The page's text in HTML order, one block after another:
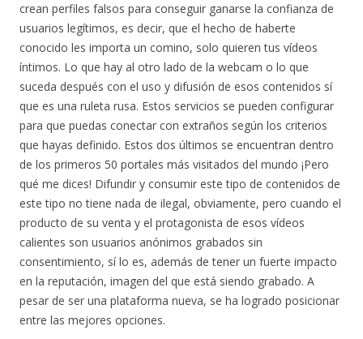
crean perfiles falsos para conseguir ganarse la confianza de
usuarios legítimos, es decir, que el hecho de haberte
conocido les importa un comino, solo quieren tus vídeos
íntimos. Lo que hay al otro lado de la webcam o lo que
suceda después con el uso y difusión de esos contenidos sí
que es una ruleta rusa. Estos servicios se pueden configurar
para que puedas conectar con extraños según los criterios
que hayas definido. Estos dos últimos se encuentran dentro
de los primeros 50 portales más visitados del mundo ¡Pero
qué me dices! Difundir y consumir este tipo de contenidos de
este tipo no tiene nada de ilegal, obviamente, pero cuando el
producto de su venta y el protagonista de esos vídeos
calientes son usuarios anónimos grabados sin
consentimiento, sí lo es, además de tener un fuerte impacto
en la reputación, imagen del que está siendo grabado. A
pesar de ser una plataforma nueva, se ha logrado posicionar
entre las mejores opciones.